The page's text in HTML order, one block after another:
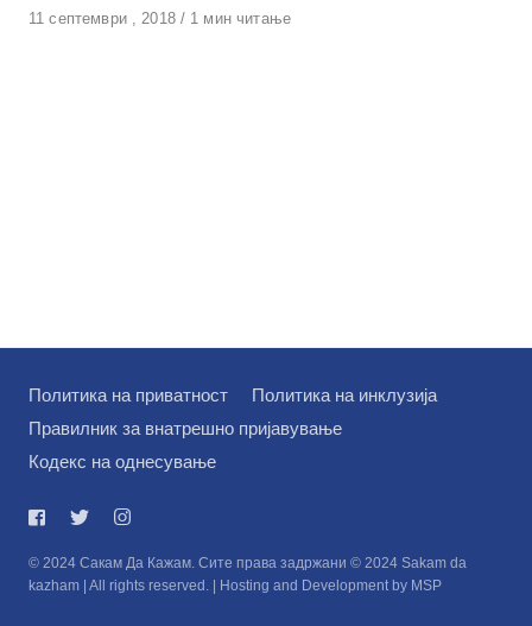
Објавено
11 септември , 2018 1 мин читање
Политика на приватност
Политика на инклузија
Правилник за внатрешно пријавување
Кодекс на однесување
© 2024 Сакам Да Кажам. Сите права задржани © 2024 Sakam da
kazham | All rights reserved. | Hosting and Development by MSP